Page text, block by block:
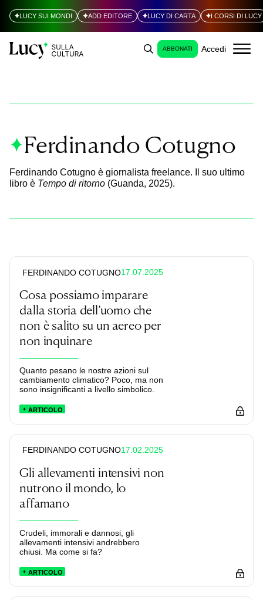
LUCY SUI MONDI ADD EDITORE LUCY DI CARTA I CORSI DI LUCY
ABBONATI Accedi
Ferdinando Cotugno
Ferdinando Cotugno è giornalista freelance. Il suo ultimo
libro è Tempo di ritorno (Guanda, 2025).
FERDINANDO COTUGNO17.07.2025
Cosa possiamo imparare
dalla storia dell’uomo che
non è salito su un aereo per
non inquinare
Quanto pesano le nostre azioni sul
cambiamento climatico? Poco, ma non
sono insignificanti a livello simbolico.
ARTICOLO
FERDINANDO COTUGNO17.02.2025
Gli allevamenti intensivi non
nutrono il mondo, lo
affamano
Crudeli, immorali e dannosi, gli
allevamenti intensivi andrebbero
chiusi. Ma come si fa?
ARTICOLO